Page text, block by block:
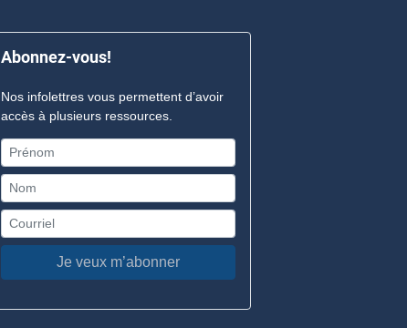
Abonnez-vous!
Nos infolettres vous permettent d’avoir
accès à plusieurs ressources.
Je veux m’abonner